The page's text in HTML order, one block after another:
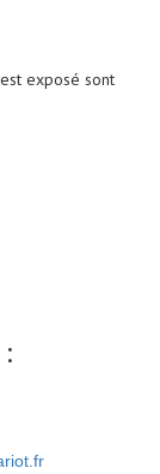
exposé sont